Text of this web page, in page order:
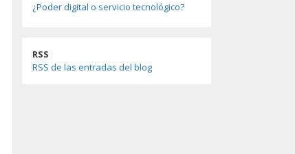
¿Poder digital o servicio tecnológico?
RSS
RSS de las entradas del blog